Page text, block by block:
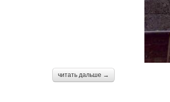
читать дальше →